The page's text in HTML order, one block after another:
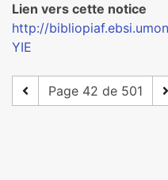
Lien vers cette notice
http://
YIE
Page 42 de 501